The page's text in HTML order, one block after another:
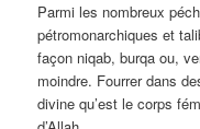
Parmi les nombreux
pétromonarchiques et
façon niqab, burqa ou,
moindre. Fourrer dans
divine qu’est le corps